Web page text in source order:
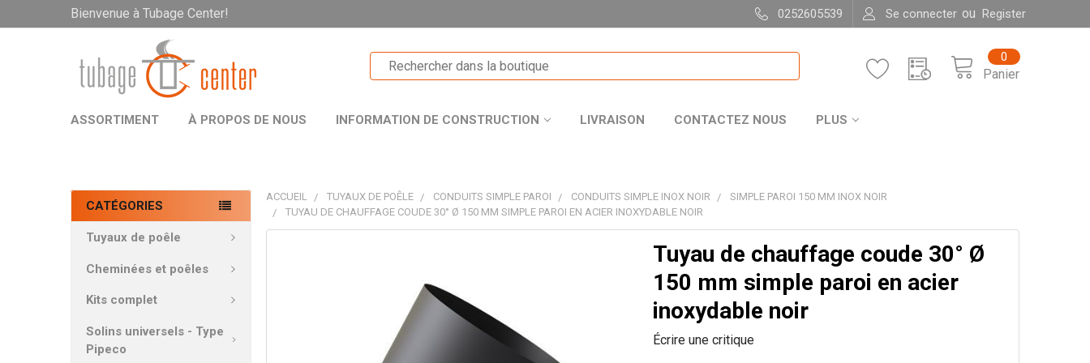
Bienvenue à Tubage Center! 0252605539 Se connecter ou Register
Panier
0
ASSORTIMENT À PROPOS DE NOUS INFORMATION DE CONSTRUCTION LIVRAISON CONTACTEZ NOUS PLUS
CATÉGORIES
Tuyaux de poêle
Cheminées et poêles
Kits complet
Solins universels - Type
Pipeco
ACCUEIL TUYAUX DE POÊLE CONDUITS SIMPLE PAROI CONDUITS SIMPLE INOX NOIR
SIMPLE PAROI 150 MM INOX NOIR
TUYAU DE CHAUFFAGE COUDE 30° Ø 150 MM SIMPLE PAROI EN ACIER INOXYDABLE NOIR
Tuyau de chauffage coude 30° Ø
150 mm simple paroi en acier
inoxydable noir
Écrire une critique